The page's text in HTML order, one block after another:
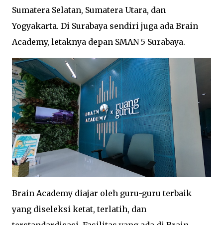
Sumatera Selatan, Sumatera Utara, dan
Yogyakarta. Di Surabaya sendiri juga ada Brain
Academy, letaknya depan SMAN 5 Surabaya.
Brain Academy diajar oleh guru-guru terbaik
yang diseleksi ketat, terlatih, dan